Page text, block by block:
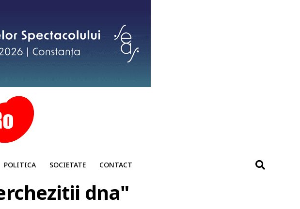
POLITICA SOCIETATE CONTACT
dna"